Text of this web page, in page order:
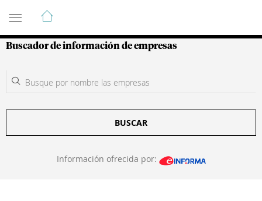
Guía de Empresas Colombianas
Buscador de información de empresas
BUSCAR
Información ofrecida por: